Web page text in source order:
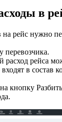
в
на рейс нужно
рейса
в состав
кнопку